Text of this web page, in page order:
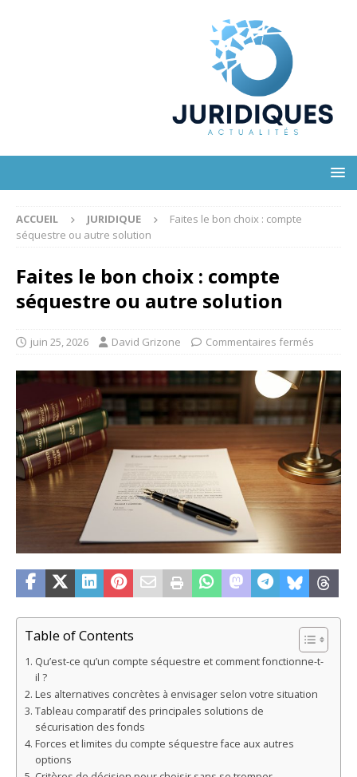
ACCUEIL JURIDIQUE
Faites le bon choix : compte
séquestre ou autre solution
Faites le bon choix : compte
séquestre ou autre solution
juin 25, 2026 David Grizone Commentaires fermés
Table of Contents
Qu’est-ce qu’un compte séquestre et comment fonctionne-t-
il ?
Les alternatives concrètes à envisager selon votre situation
Tableau comparatif des principales solutions de
sécurisation des fonds
Forces et limites du compte séquestre face aux autres
options